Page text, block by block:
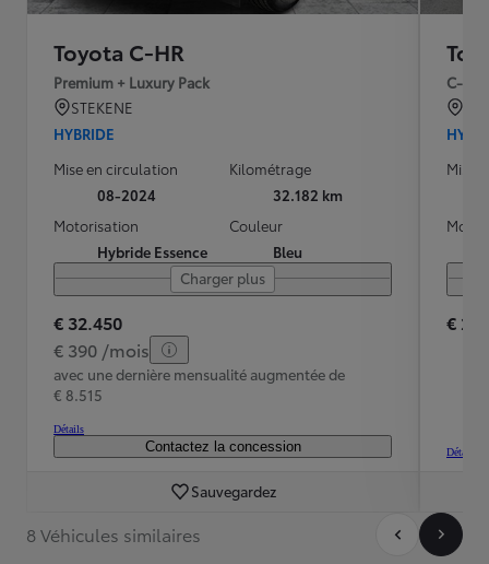
Toyota C-HR
Premium + Luxury Pack
STEKENE
HYBRIDE
Mise en circulation
08-2024
Kilométrage
32.182 km
Motorisation
Hybride Essence
Couleur
Bleu
Charger plus
€ 32.450
€ 390 /mois
avec une dernière mensualité augmentée de
€ 8.515
Détails
Contactez la concession
Sauvegardez
C-
Mise
€
Détails
8 Véhicules similaires